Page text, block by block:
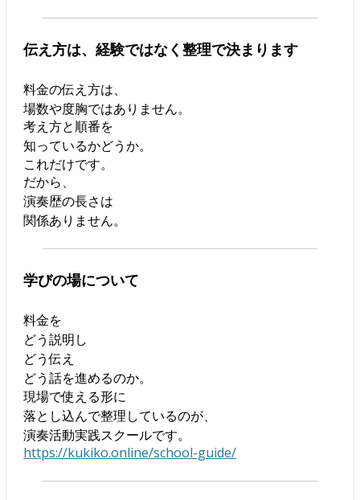
伝え方は、経験ではなく整理で決まります
料金の伝え方は、
場数や度胸ではありません。
考え方と順番を
知っているかどうか。
これだけです。
だから、
演奏歴の長さは
関係ありません。
学びの場について
料金を
どう説明し
どう伝え
どう話を進めるのか。
現場で使える形に
落とし込んで整理しているのが、
演奏活動実践スクールです。
https://kukiko.online/school-guide/